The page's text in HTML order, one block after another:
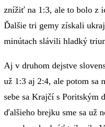
znížiť na 1:3, ale to bolo z
Ďalšie tri gemy získali
minútach slávili hladký
Aj v druhom dejstve
už 1:3 aj 2:4, ale potom sa
sebe sa Krajčí s Poritským
ďalšieho brejku sme sa už